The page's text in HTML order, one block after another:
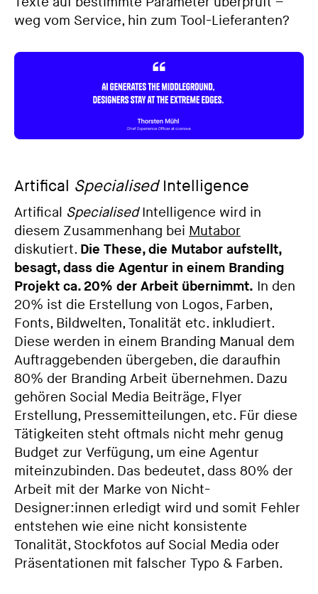
weg vom Service, hin zum Tool-Lieferanten?
Artifical SpecialisedIntelligence
Artifical SpecialisedIntelligence wird in
diesem Zusammenhang bei Mutabor
diskutiert. Die These, die Mutabor aufstellt,
besagt, dass die Agentur in einem Branding
Projekt ca. 20% der Arbeit übernimmt. In den
20% ist die Erstellung von Logos, Farben,
Fonts, Bildwelten, Tonalität etc. inkludiert.
Diese werden in einem Branding Manual dem
Auftraggebenden übergeben, die daraufhin
80% der Branding Arbeit übernehmen. Dazu
gehören Social Media Beiträge, Flyer
Erstellung, Pressemitteilungen, etc. Für diese
Tätigkeiten steht oftmals nicht mehr genug
Budget zur Verfügung, um eine Agentur
miteinzubinden. Das bedeutet, dass 80% der
Arbeit mit der Marke von Nicht-
Designer:innen erledigt wird und somit Fehler
entstehen wie eine nicht konsistente
Tonalität, Stockfotos auf Social Media oder
Präsentationen mit falscher Typo & Farben.